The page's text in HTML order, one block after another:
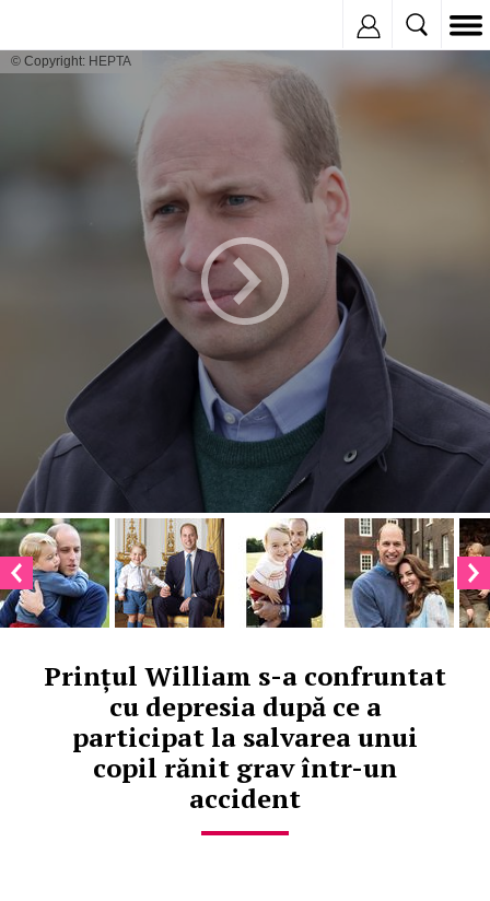
© Copyright: HEPTA
Prințul William s-a confruntat
cu depresia după ce a
participat la salvarea unui
copil rănit grav într-un
accident